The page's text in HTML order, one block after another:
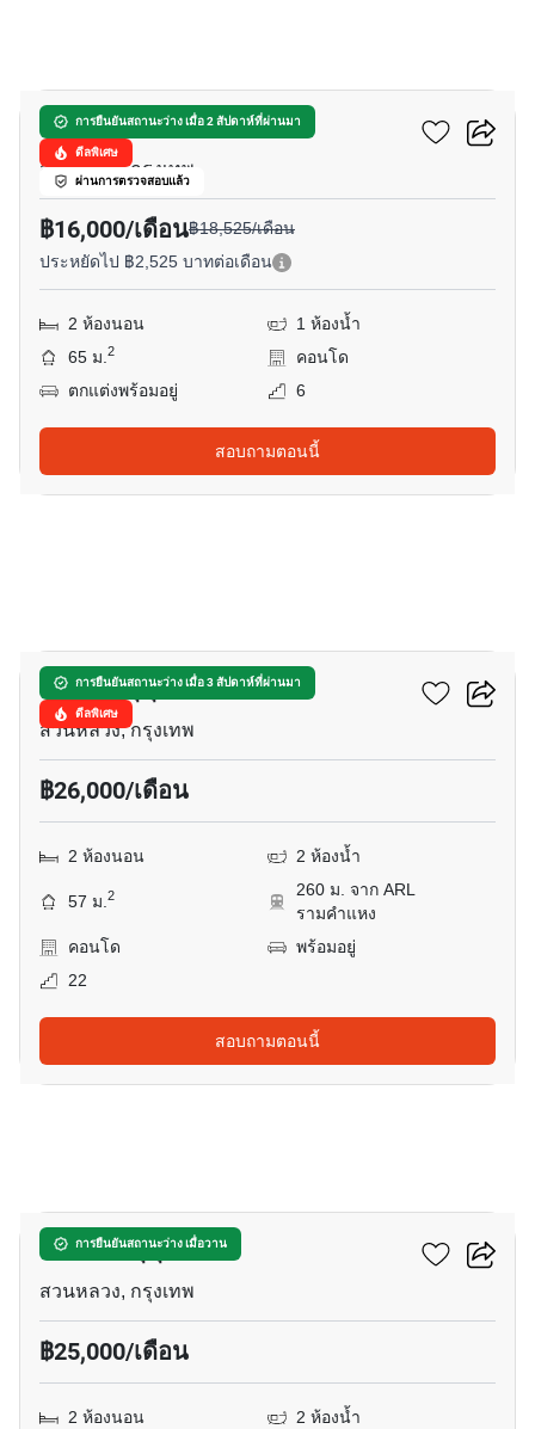
การยืนยันสถานะว่าง เมื่อ 2 สัปดาห์ที่ผ่านมา
ดีลพิเศษ
ผ่านการตรวจสอบแล้ว
พรีเมียร์ เพลส
สวนหลวง, กรุงเทพ
฿16,000/เดือน฿18,525/เดือน
ประหยัดไป ฿2,525 บาทต่อเดือน
2 ห้องนอน
1 ห้องน้ำ
65 ม.2
คอนโด
ตกแต่งพร้อมอยู่
6
สอบถามตอนนี้
การยืนยันสถานะว่าง เมื่อ 3 สัปดาห์ที่ผ่านมา
ดีลพิเศษ
เดอะทรี สุขุมวิท 71 เอกมัย
สวนหลวง, กรุงเทพ
฿26,000/เดือน
2 ห้องนอน 2 ห้องน้ำ
57 ม.2
260 ม. จาก ARL
รามคำแหง
คอนโด
พร้อมอยู่
22
สอบถามตอนนี้
การยืนยันสถานะว่าง เมื่อวาน
อาร์ทิมิส สุขุมวิท 77
สวนหลวง, กรุงเทพ
฿25,000/เดือน
2 ห้องนอน 2 ห้องน้ำ